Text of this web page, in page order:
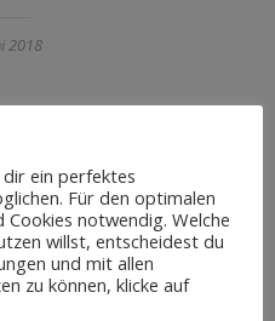
2018
ein perfektes
Für den optimalen
notwendig. Welche
willst, entscheidest du
und mit allen
zu können, klicke auf